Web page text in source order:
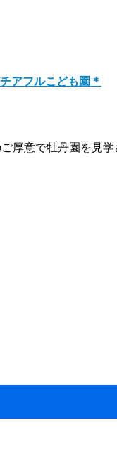
フルこども園＊
厚意で牡丹園を見